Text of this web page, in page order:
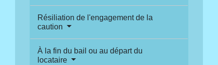
Résiliation de l'engagement de la
caution
À la fin du bail ou au départ du
locataire